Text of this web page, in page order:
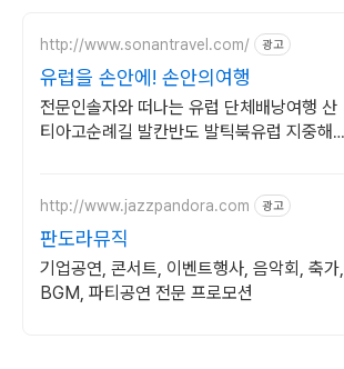
http://www.sonantravel.com/ 광고
유럽을 손안에! 손안의여행
전문인솔자와 떠나는 유럽 단체배낭여행 산
티아고순례길 발칸반도 발틱북유럽 지중해
http://www.jazzpandora.com 광고
판도라뮤직
기업공연, 콘서트, 이벤트행사, 음악회, 축가,
BGM, 파티공연 전문 프로모션